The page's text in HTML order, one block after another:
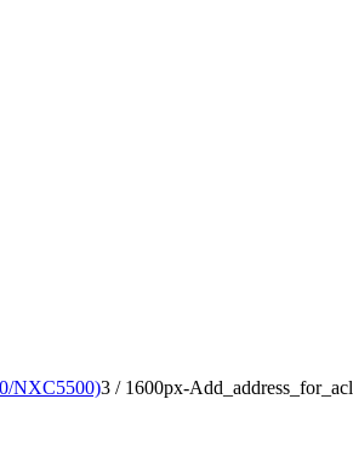
NXC5500)3 / 1600px-Add_address_for_acl